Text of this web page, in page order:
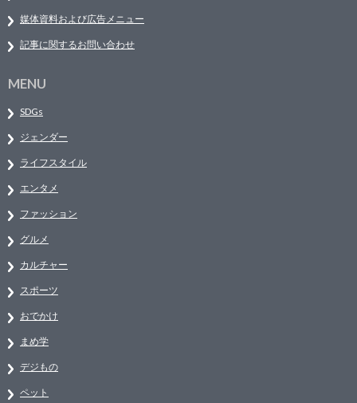
媒体資料および広告メニュー
記事に関するお問い合わせ
MENU
SDGs
ジェンダー
ライフスタイル
エンタメ
ファッション
グルメ
カルチャー
スポーツ
おでかけ
まめ学
デジもの
ペット